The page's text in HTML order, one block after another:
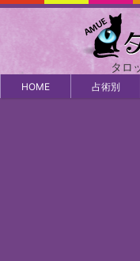
タロ
HOME 占術別